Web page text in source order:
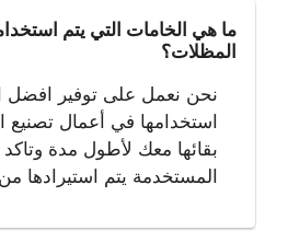
ما هي الخامات التي يتم
المظلات؟
نحن نعمل على توفير افضل
استخدامها في أعمال تصنيع
بقائها معك لأطول مدة
المستخدمة يتم استيرادها